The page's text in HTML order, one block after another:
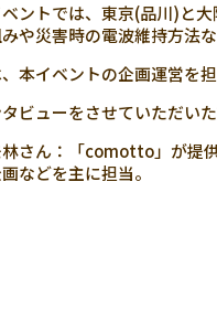
ントでは、東京(品川)と
や災害時の電波維持方法
本イベントの企画運営を
ビューをさせていただい
林さん：「comotto」が提
などを主に担当。